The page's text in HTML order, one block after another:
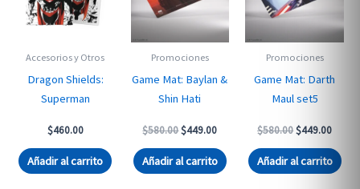
Accesorios y Otros
Dragon Shields:
Superman
$460.00
Añadir al carrito
Promociones
Game Mat: Baylan &
Shin Hati
$580.00 Original
was:
$580.00.
$449.00Current
is:
$449.00.
Añadir al carrito
Promociones
Game Mat: Darth
Maul set5
$580.00 Original
was:
$580.00.
$449.00
is:
Añadir al carrito